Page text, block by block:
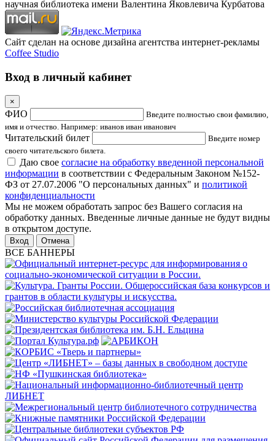
научная библиотека имени Валентина Яковлевича Курбатова
Сайт сделан на основе дизайна агентства интернет-рекламы
Coffee Studio
Вход в личный кабинет
×
ФИО
Введите полностью свои фамилию,
имя и отчество. Например: иванов иван иванович
Читательский билет
Введите номер
своего читательского билета.
Даю свое согласие на обработку введенной персональной
информации в соответствии с Федеральным Законом №152-
ФЗ от 27.07.2006 "О персональных данных" и политикой
конфиденциальности
Мы не можем обработать запрос без Вашего согласия на
обработку данных. Введенные личные данные не будут видны
в открытом доступе.
Отмена
ВСЕ БАННЕРЫ